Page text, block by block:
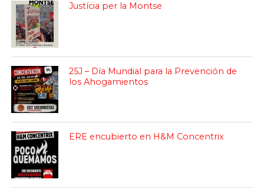
Justícia per la Montse
25J – Día Mundial para la Prevención de
los Ahogamientos
ERE encubierto en H&M Concentrix